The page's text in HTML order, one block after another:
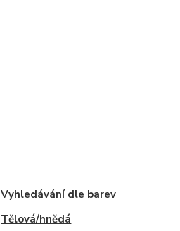
Vyhledávání dle barev
Tělová/hnědá